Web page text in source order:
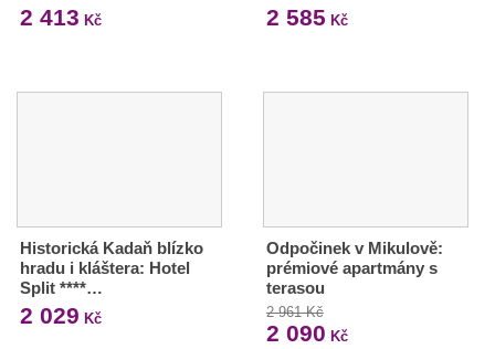
2 413 Kč 2 585 Kč
Historická Kadaň blízko
hradu i kláštera: Hotel
Split ****…
2 029 Kč
Odpočinek v Mikulově:
prémiové apartmány s
terasou
2 961 Kč
2 090 Kč